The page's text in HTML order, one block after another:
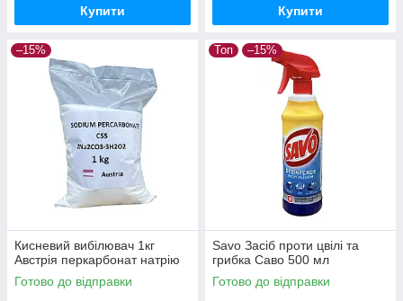
Купити Купити
–15%
Кисневий вибілювач 1кг
Австрія перкарбонат натрію
Готово до відправки
Топ –15%
Savo Засіб проти цвілі та
грибка Саво 500 мл
Готово до відправки